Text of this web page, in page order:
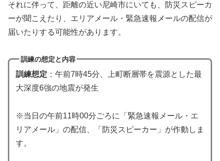
それに伴って、距離の近い尼崎市にいても、防災スピーカ
ーが聞こえたり、エリアメール・緊急速報メールの配信が
届いたりする可能性があります。
訓練の想定と内容
訓練想定 ：午前7時45分、上町断層帯を震源とした最
大深度6強の地震が発生
※当日の午前11時00分ごろに「緊急速報メール・エ
リアメール」の配信、「防災スピーカー」が作動しま
す。